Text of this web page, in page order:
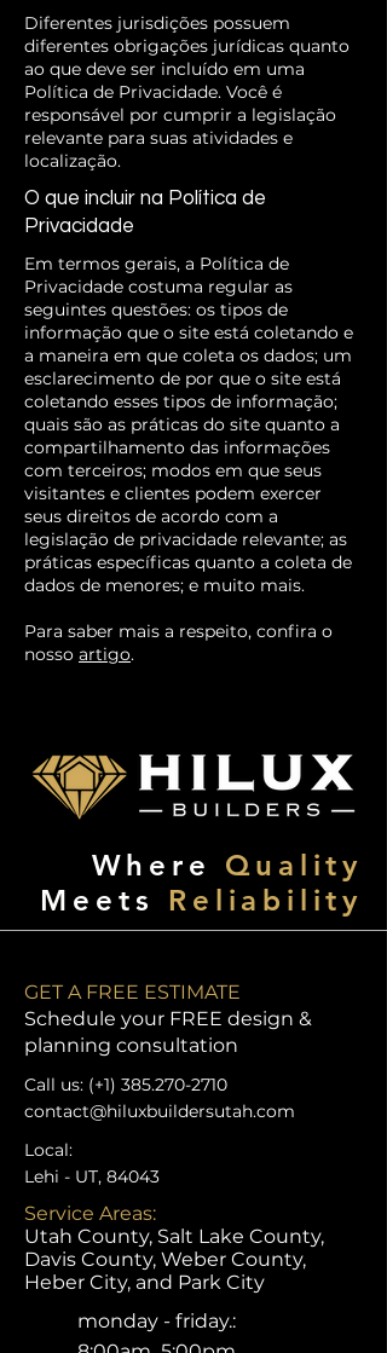
Diferentes jurisdições possuem
diferentes obrigações jurídicas quanto
ao que deve ser incluído em uma
Política de Privacidade. Você é
responsável por cumprir a legislação
relevante para suas atividades e
localização.
O que incluir na Política de
Privacidade
Em termos gerais, a Política de
Privacidade costuma regular as
seguintes questões: os tipos de
informação que o site está coletando e
a maneira em que coleta os dados; um
esclarecimento de por que o site está
coletando esses tipos de informação;
quais são as práticas do site quanto a
compartilhamento das informações
com terceiros; modos em que seus
visitantes e clientes podem exercer
seus direitos de acordo com a
legislação de privacidade relevante; as
práticas específicas quanto a coleta de
dados de menores; e muito mais.
Para saber mais a respeito, confira o
nosso artigo.
Where Quality
Meets
Reliability
GET A FREE ESTIMATE
Schedule your FREE design &
planning consultation
Call us: (+1) 385.270-2710
contact@hiluxbuildersutah.com
Local:
Lehi - UT, 84043
Service Areas:
Utah County, Salt Lake County,
Davis County, Weber County,
Heber City, and Park City
monday - friday.: